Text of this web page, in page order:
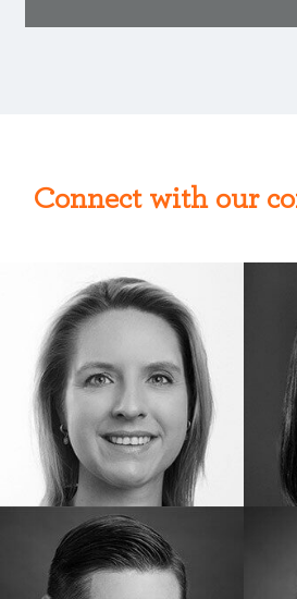
Connect with our